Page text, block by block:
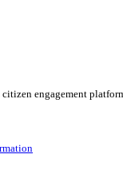
engagement